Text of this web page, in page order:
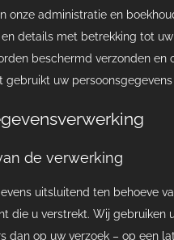
onze administratie en
details met betrekking tot
beschermd verzonden
gebruikt uw
de verwerking
uitsluitend ten behoeve
die u verstrekt. Wij gebruiken
dan op uw verzoek – op een